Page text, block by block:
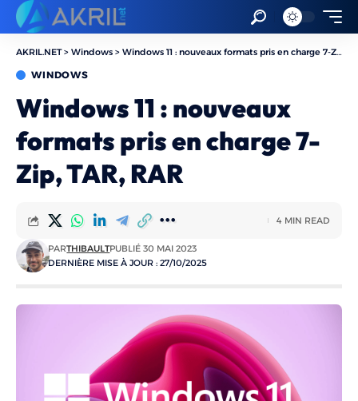
AKRIL.NET> Windows > Windows 11 : nouveaux formats pris en charge 7-Zip, TAR, RAR
WINDOWS
Windows 11 : nouveaux
formats pris en charge 7-
Zip, TAR, RAR
DERNIÈRE MISE À JOUR : 27/10/2025
PARTHIBAULTPUBLIÉ 30 MAI 2023
4 MIN READ